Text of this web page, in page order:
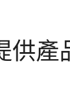
供產